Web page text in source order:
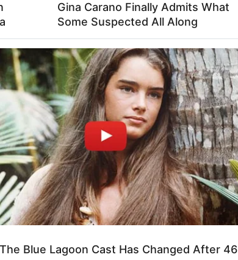
Gina Carano Finally Admits What
Some Suspected All Along
Blue Lagoon Cast Has Changed After 46